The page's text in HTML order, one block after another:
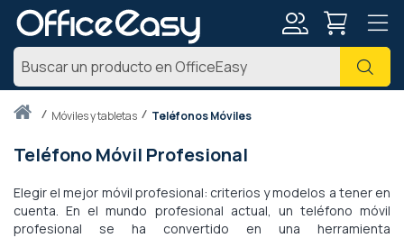
Inicio móviles y tabletas Teléfonos Móviles
Teléfono Móvil Profesional
Elegir el mejor móvil profesional: criterios y modelos a tener en
cuenta. En el mundo profesional actual, un teléfono móvil
profesional se ha convertido en una herramienta